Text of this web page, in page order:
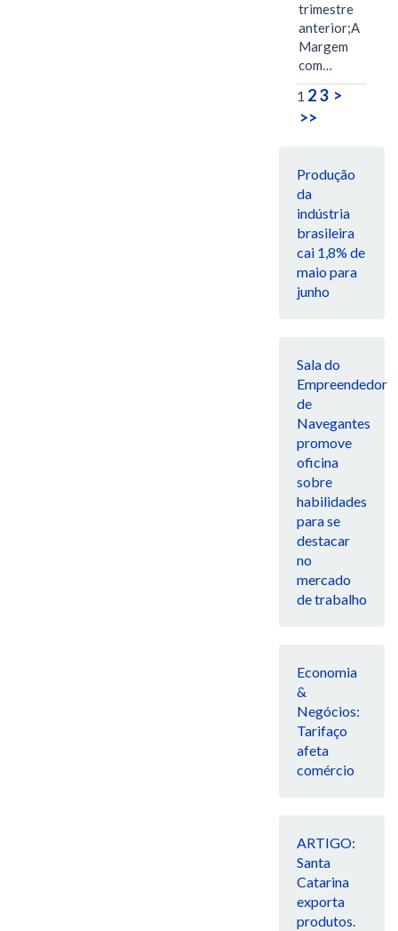
trimestre
anterior;A
Margem
com…
1 23 >
>>
Produção
da
indústria
brasileira
cai 1,8% de
maio para
junho
Sala do
Empreendedor
de
Navegantes
promove
oficina
sobre
habilidades
para se
destacar
no
mercado
de trabalho
Economia
&
Negócios:
Tarifaço
afeta
comércio
ARTIGO:
Santa
Catarina
exporta
produtos.